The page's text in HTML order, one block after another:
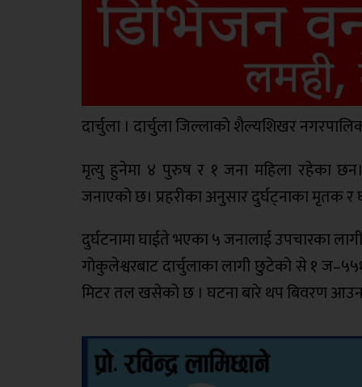
दार्चुला । दार्चुला जिल्लाको शैल्यशिखर
मृत्यु हुनेमा ४ पुरुष र १ जना महिला रहेका
जनाएको छ। प्रहरीका अनुसार दुर्घट्नाका
दुर्घटनामा घाईते भएका ५ जनालाई उपचारका
गोकुलेश्वरबाट दार्चुलाका लागी छुटेको से १
मिटर तल खसेको छ । घटना बारे थप बिवरण